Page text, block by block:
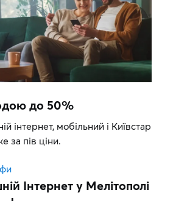
до 50%
інтернет, мобільний і Київстар
за пів ціни.
Інтернет у Мелітополі